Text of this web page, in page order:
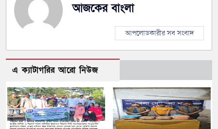
আজকের বাংলা
আপলোডকারীর সব সংবাদ
এ ক্যাটাগরির আরো নিউজ